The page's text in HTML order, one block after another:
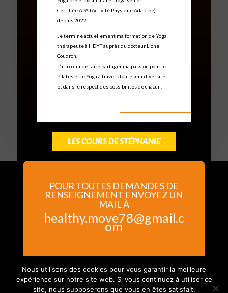
Certifiée APA (Activité Physique Adaptée)
depuis 2022.
Je termine actuellement ma formation de Yoga
thérapeute à l’IDYT auprès du docteur Lionel
Coudron.
J’ai à cœur de faire partager ma passion pour le
Pilates et le Yoga à travers toute leur diversité
et dans le respect des possibilités de chacun.
LES COURS DE STÉPHANIE
POUR TOUTES DEMANDES DE
RENSEIGNEMENT ENVOYEZ UN
MAIL À
healthy.move78@gmail.c
om
Copyright © 2022 HEALTHY&MOVE - Tous
Nous utilisons des cookies pour vous garantir la meilleure
expérience sur notre site web. Si vous continuez à utiliser ce
site, nous supposerons que vous en êtes satisfait.